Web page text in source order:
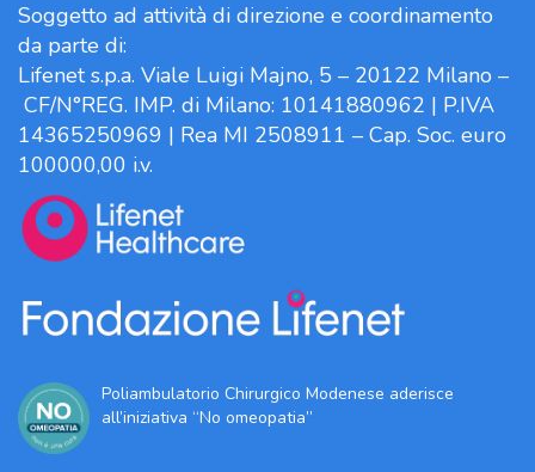
Soggetto ad attività di direzione e coordinamento
da parte di:
Lifenet s.p.a. Viale Luigi Majno, 5 – 20122 Milano –
CF/N°REG. IMP. di Milano: 10141880962 | P.IVA
14365250969 | Rea MI 2508911 – Cap. Soc. euro
100000,00 i.v.
Poliambulatorio Chirurgico Modenese aderisce
all’iniziativa “No omeopatia”